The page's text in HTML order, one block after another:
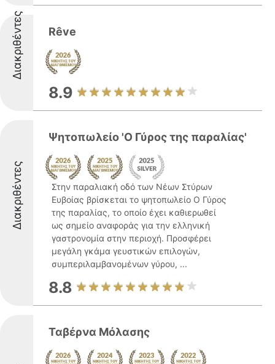
Διακριθέντες Rêve
8.9
Διακριθέντες
Ψητοπωλείο 'Ο Γύρος της παραλίας'
Στην παραλιακή οδό των Νέων Στύρων
Ευβοίας βρίσκεται το ψητοπωλείο Ο Γύρος
της παραλίας, το οποίο έχει καθιερωθεί
ως σημείο αναφοράς για την ελληνική
γαστρονομία στην περιοχή. Προσφέρει
μεγάλη γκάμα γευστικών επιλογών,
συμπεριλαμβανομένων γύρου, ...
8.8
Ταβέρνα Μόλασης